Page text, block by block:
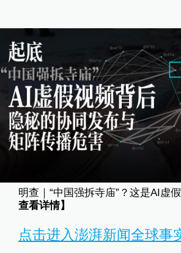
明查｜“中国强拆寺庙”？这是AI虚
查看详情】
点击进入澎湃新闻全球事